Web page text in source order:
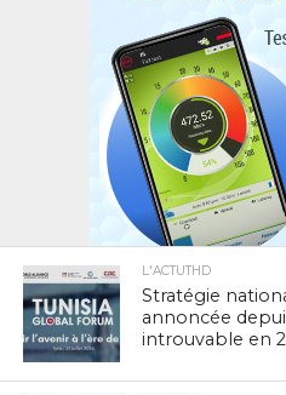
L'ACTUTHD
Stratégie
annoncée
introuvable en